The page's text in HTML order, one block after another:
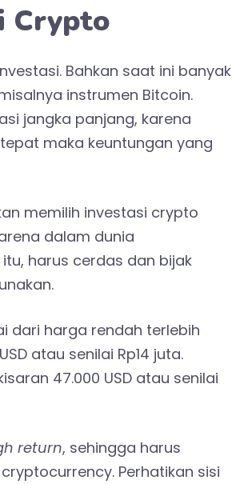
Crypto
Bahkan saat ini banyak
instrumen Bitcoin.
jangka panjang, karena
maka keuntungan yang
memilih investasi crypto
dalam dunia
harus cerdas dan bijak
dari harga rendah terlebih
atau senilai Rp14 juta.
47.000 USD atau senilai
return, sehingga harus
Perhatikan sisi